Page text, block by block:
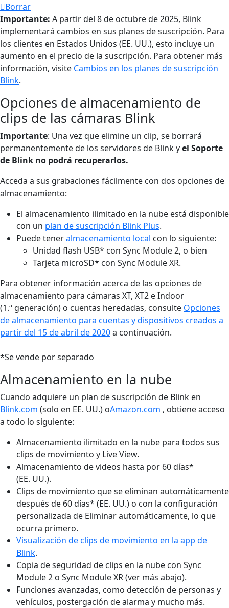
Borrar
Importante: A partir del 8 de octubre de 2025, Blink
implementará cambios en sus planes de suscripción. Para
los clientes en Estados Unidos (EE. UU.), esto incluye un
aumento en el precio de la suscripción. Para obtener más
información, visite Cambios en los planes de suscripción
Blink.
Opciones de almacenamiento de
clips de las cámaras Blink
Importante: Una vez que elimine un clip, se borrará
permanentemente de los servidores de Blink yel Soporte
de Blink no podrá recuperarlos.
Acceda a sus grabaciones fácilmente con dos opciones de
almacenamiento:
El almacenamiento ilimitado en la nube está disponible
con un plan de suscripción Blink Plus.
Puede teneralmacenamiento local con lo siguiente:
Unidad flash USB* con Sync Module 2, o bien
Tarjeta microSD* con Sync Module XR.
Para obtener información acerca de las opciones de
almacenamiento para cámaras XT, XT2 e Indoor
(1.ª generación) o cuentas heredadas, consulte Opciones
de almacenamiento para cuentas y dispositivos creados a
partir del 15 de abril de 2020a continuación.
*Se vende por separado
Almacenamiento en la nube
Cuando adquiere un plan de suscripción de Blink en
Blink.com (solo en EE. UU.) oAmazon.com , obtiene acceso
a todo lo siguiente:
Almacenamiento ilimitado en la nube para todos sus
clips de movimiento y Live View.
Almacenamiento de videos hasta por 60 días*
(EE. UU.).
Clips de movimiento que se eliminan automáticamente
después de 60 días* (EE. UU.) o con la configuración
personalizada de Eliminar automáticamente, lo que
ocurra primero.
Visualización de clips de movimiento en la app de
Blink.
Copia de seguridad de clips en la nube con Sync
Module 2 o Sync Module XR (ver más abajo).
Funciones avanzadas, como detección de personas y
vehículos, postergación de alarma y mucho más.